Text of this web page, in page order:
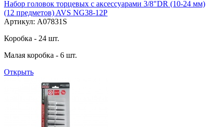
Набор головок торцевых с аксессуарами 3/8"DR (10-24 мм)
(12 предметов) AVS NG38-12P
Артикул: A07831S
Коробка - 24 шт.
Малая коробка - 6 шт.
Открыть